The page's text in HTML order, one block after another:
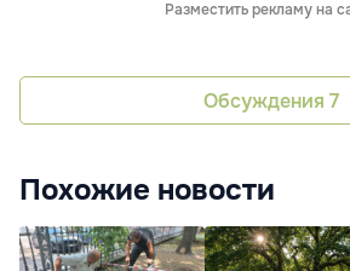
Разместить рекламу на
Обсуждения 7
Похожие новости